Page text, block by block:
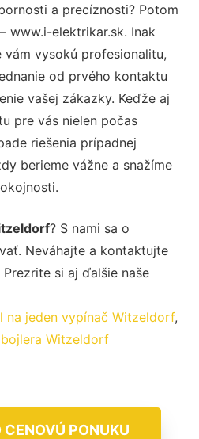
a precíznosti? Potom
www.i-elektrikar.sk. Inak
vám vysokú profesionalitu,
od prvého kontaktu
vašej zákazky. Keďže aj
pre vás nielen počas
riešenia prípadnej
berieme vážne a snažíme
? S nami sa o
Neváhajte a kontaktujte
si aj ďalšie naše
na jeden vypínač Witzeldorf,
Witzeldorf
CENOVÚ PONUKU